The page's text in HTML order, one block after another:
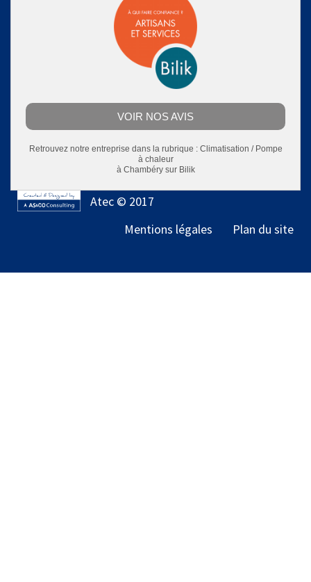
VOIR NOS AVIS
Retrouvez notre entreprise dans la rubrique : Climatisation / Pompe
à chaleur
à Chambérysur Bilik
Atec © 2017
Mentions légales
Plan du site